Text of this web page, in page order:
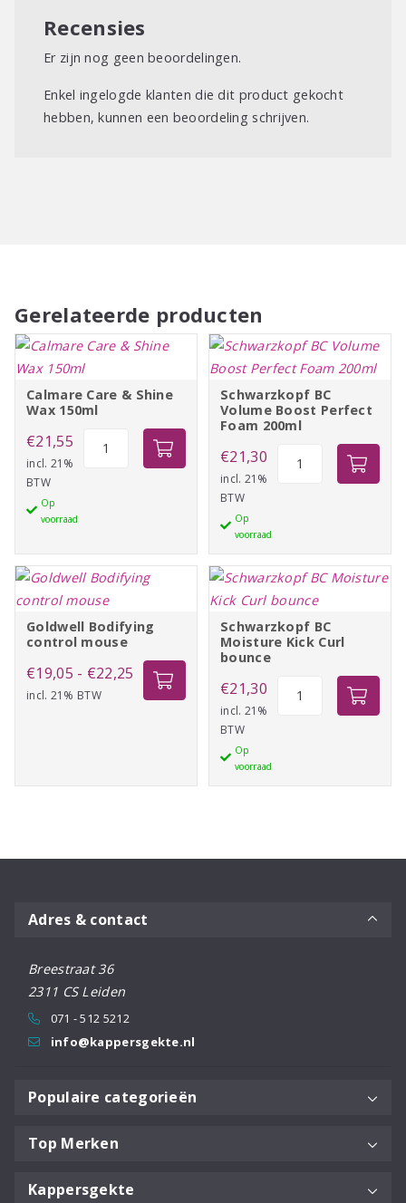
Recensies
Er zijn nog geen beoordelingen.
Enkel ingelogde klanten die dit product gekocht
hebben, kunnen een beoordeling schrijven.
Gerelateerde producten
Calmare Care & Shine
Wax 150ml
€21,55
incl. 21%
BTW
Op
voorraad
150ml
aantal
Schwarzkopf BC
Volume Boost Perfect
Foam 200ml
€21,30
incl. 21%
BTW
Op
voorraad
Schwarzkopf
Foam
200ml
Goldwell Bodifying
control mouse
€19,05 - €22,25 Prijsklasse:
€19,05
incl. 21% BTW
Schwarzkopf BC
Moisture Kick Curl
bounce
€21,30
incl. 21%
BTW
Op
voorraad
Schwarzkopf
Adres & contact
Breestraat 36
2311 CS Leiden
071 - 512 5212
info@kappersgekte.nl
Populaire categorieën
Top Merken
Kappersgekte